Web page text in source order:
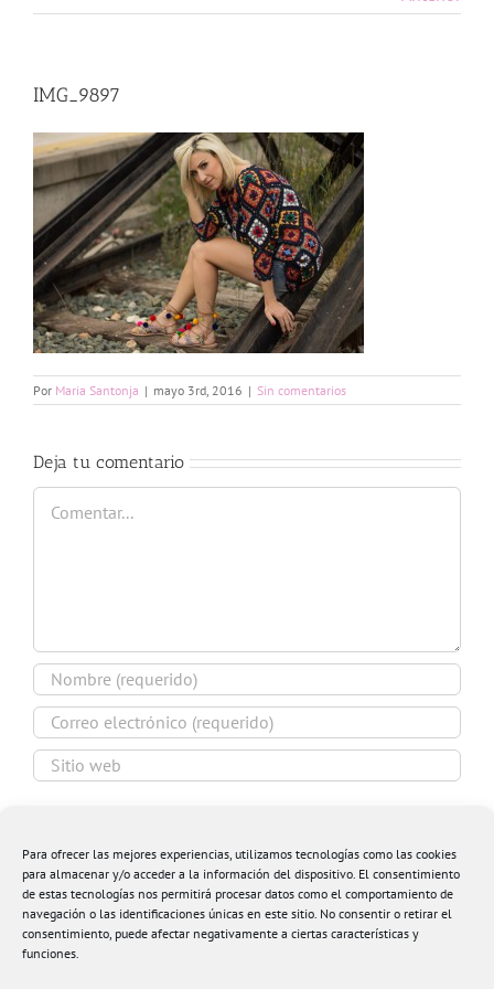
Para ofrecer las mejores experiencias, utilizamos tecnologías como las cookies
para almacenar y/o acceder a la información del dispositivo. El consentimiento
de estas tecnologías nos permitirá procesar datos como el comportamiento de
navegación o las identificaciones únicas en este sitio. No consentir o retirar el
consentimiento, puede afectar negativamente a ciertas características y
funciones.
IMG_9897
Por Maria Santonja | mayo 3rd, 2016 | Sin comentarios
Deja tu comentario
Comentar
navegador para la próxima vez que comente.